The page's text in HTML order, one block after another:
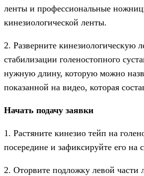
ленты и профессиональные
кинезиологической ленты.
2. Разверните кинезиологическую
стабилизации голеностопного
нужную длину, которую можно
показанной на видео, которая
Начать подачу заявки
1. Растяните кинезио тейп на
посередине и зафиксируйте его на
2. Оторвите подложку левой части